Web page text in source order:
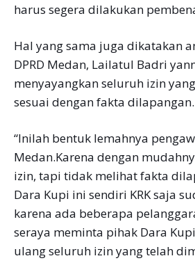
harus segera dilakukan
Hal yang sama juga dikatakan
DPRD Medan, Lailatul Badri
menyayangkan seluruh izin
sesuai dengan fakta dilapangan.
“Inilah bentuk lemahnya
Medan.Karena dengan
izin, tapi tidak melihat fakta
Dara Kupi ini sendiri KRK saja
karena ada beberapa
seraya meminta pihak Dara
ulang seluruh izin yang telah